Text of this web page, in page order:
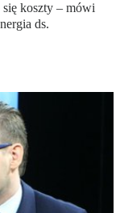
koszty – mówi
ds.